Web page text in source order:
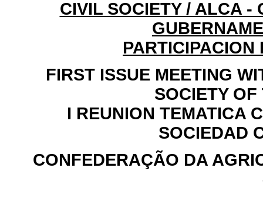
CIVIL SOCIETY / ALCA -
FIRST ISSUE MEETING
SOCIETY OF
I REUNION TEMATICA
SOCIEDAD
CONFEDERAÇÃO DA